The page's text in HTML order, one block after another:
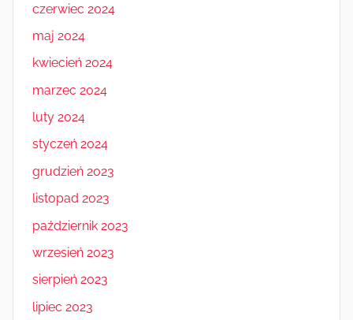
czerwiec 2024
maj 2024
kwiecień 2024
marzec 2024
luty 2024
styczeń 2024
grudzień 2023
listopad 2023
październik 2023
wrzesień 2023
sierpień 2023
lipiec 2023